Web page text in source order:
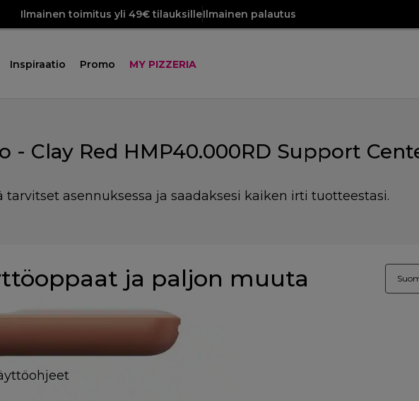
Ilmainen toimitus yli 49€ tilauksilleIlmainen palautus
Inspiraatio Promo MY PIZZERIA
- Clay Red HMP40.000RD Support
tarvitset asennuksessa ja saadaksesi kaiken irti tuotteestasi.
ja paljon muuta